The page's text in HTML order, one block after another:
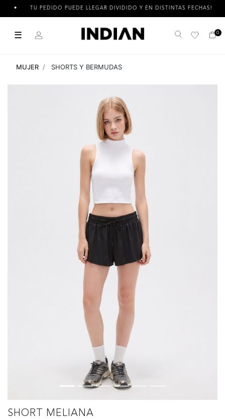
TU PEDIDO PUEDE LLEGAR DIVIDIDO Y EN DISTINTAS FECHAS!
☰ Buscar 0
MUJER SHORTS Y BERMUDAS
SHORT MELIANA